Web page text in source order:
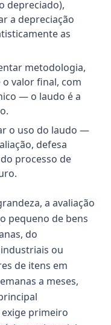
depreciado),
a depreciação
as
metodologia,
valor final, com
— o laudo é a
o uso do laudo —
defesa
processo de
a avaliação
pequeno de bens
do
ou
de itens em
a meses,
primeiro